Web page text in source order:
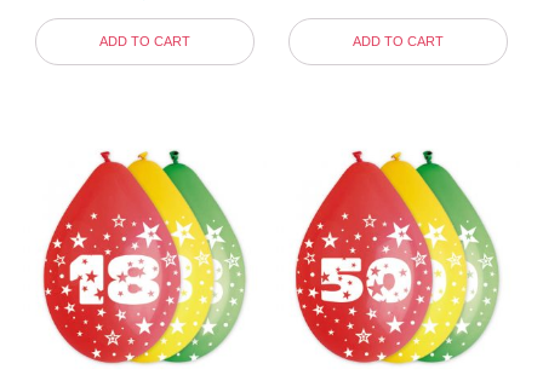
ADD TO CART ADD TO CART